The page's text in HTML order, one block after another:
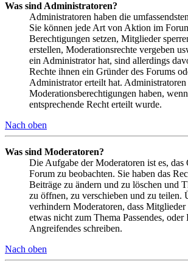
Was sind Administratoren?
Administratoren haben die
Sie können jede Art von Aktion im
Berechtigungen setzen, Mitglieder
erstellen, Moderationsrechte vergeben
ein Administrator hat, sind allerdings
Rechte ihnen ein Gründer des Forums
Administrator erteilt hat.
Moderationsberechtigungen haben,
entsprechende Recht erteilt wurde.
Nach oben
Was sind Moderatoren?
Die Aufgabe der Moderatoren ist es, das
Forum zu beobachten. Sie haben das
Beiträge zu ändern und zu löschen und
zu öffnen, zu verschieben und zu teilen.
verhindern Moderatoren, dass
etwas nicht zum Thema Passendes,
Angreifendes schreiben.
Nach oben